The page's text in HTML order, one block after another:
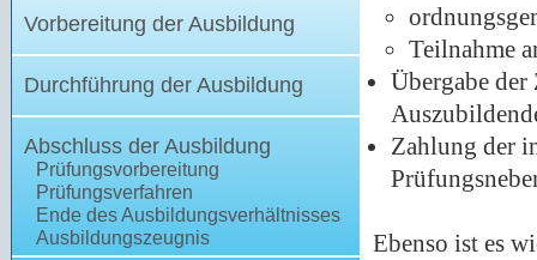
Vorbereitung der Ausbildung
Durchführung der Ausbildung
Abschluss der Ausbildung
Prüfungsvorbereitung
Prüfungsverfahren
Ende des Ausbildungsverhältnisses
Ausbildungszeugnis
Teilnahme
Übergabe
Zahlung der
Ebenso ist es